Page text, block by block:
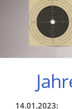
14.01.2023: